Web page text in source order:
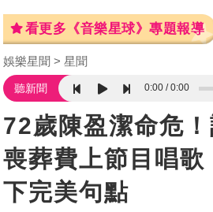
看更多《音樂星球》專題報導
娛樂星聞 星聞
聽新聞 0:00 0:00
72歲陳盈潔命危
喪葬費上節目唱
下完美句點